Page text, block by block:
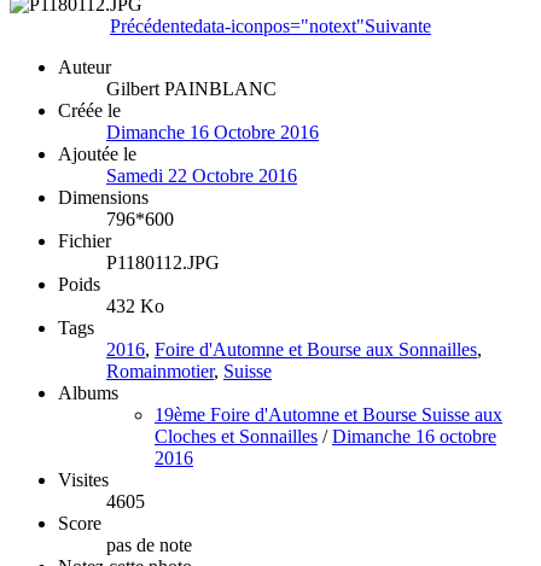
Précédentedata-iconpos="notext"Suivante
Auteur
Gilbert PAINBLANC
Créée le
Dimanche 16 Octobre 2016
Ajoutée le
Samedi 22 Octobre 2016
Dimensions
796*600
Fichier
P1180112.JPG
Poids
432 Ko
Tags
2016, Foire d'Automne et Bourse aux Sonnailles,
Romainmotier, Suisse
Albums
19ème Foire d'Automne et Bourse Suisse aux
Cloches et Sonnailles /Dimanche 16 octobre
2016
Visites
4605
Score
pas de note